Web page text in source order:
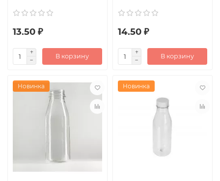
13.50 ₽
В корзину
14.50 ₽
В корзину
Новинка Новинка